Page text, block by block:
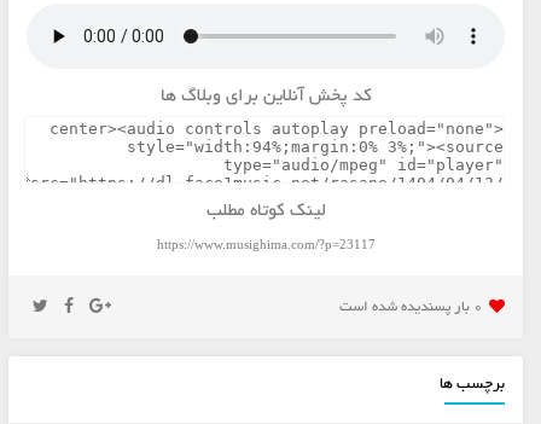
کد پخش آنلاین برای وبلاگ ها
لینک کوتاه مطلب
https://www.musighima.com/?p=23117
0 بار پسنديده شده است
برچسب ها